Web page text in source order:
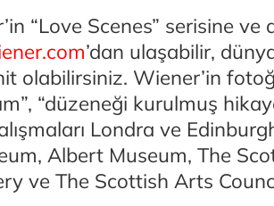
“Love Scenes” serisine ve
’dan ulaşabilir,
olabilirsiniz. Wiener’in
“düzeneği kurulmuş
Londra ve
Albert Museum, The
ve The Scottish Arts